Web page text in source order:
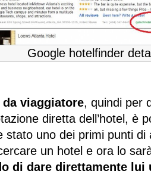
Google hotelfinder
viaggiatore, quindi per
diretta dell’hotel, è
stato uno dei primi punti di
un hotel e ora lo
di dare direttamente lui